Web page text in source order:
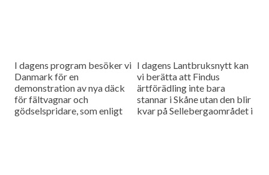
I dagens program besöker vi
Danmark för en
demonstration av nya däck
för fältvagnar och
gödselspridare, som enligt
I dagens Lantbruksnytt kan
vi berätta att Findus
ärtförädling inte bara
stannar i Skåne utan den blir
kvar på Sellebergaområdet i